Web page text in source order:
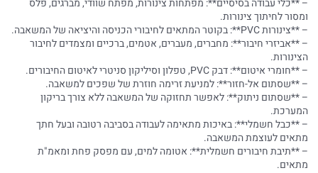
ומסור לחיתוך צינורות.
– **צינורות PVC**: בקוטר המתאים לחיבורי הכניסה והיציאה של המשאבה.
– **אביזרי חיבור**: מחברים, מעברים, אטמים, ברכיים ומצמדים לחיבור
הצינורות.
– **חומרי איטום**: דבק PVC, טפלון וסיליקון סניטרי לאיטום החיבורים.
– **שסתום אל-חזור**: למניעת זרימה חוזרת של שפכים למשאבה.
– **שסתום ניתוק**: לאפשר תחזוקה של המשאבה ללא צורך בריקון
המערכת.
– **כבל חשמלי**: באיכות מתאימה לעבודה בסביבה רטובה ובעל חתך
מתאים לעוצמת המשאבה.
– **תיבת חיבורים חשמלית**: אטומה למים, עם מפסק פחת ומאמ"ת
מתאים.